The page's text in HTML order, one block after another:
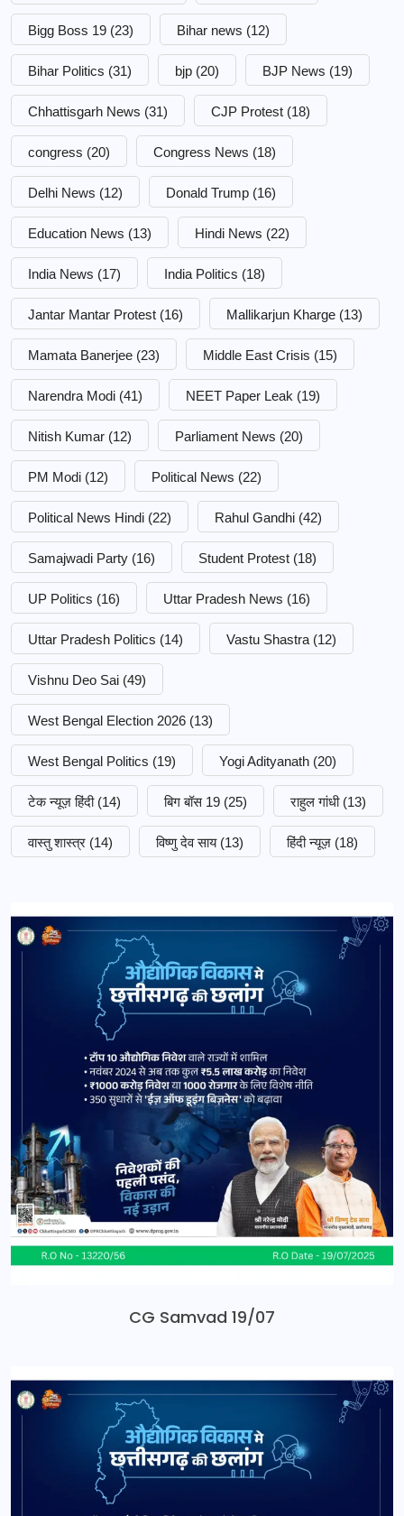
Bigg Boss 19 (23) Bihar news (12)
Bihar Politics (31) bjp (20) BJP News (19)
Chhattisgarh News (31) CJP Protest (18)
congress (20) Congress News (18)
Delhi News (12) Donald Trump (16)
Education News (13) Hindi News (22)
India News (17) India Politics (18)
Jantar Mantar Protest (16) Mallikarjun Kharge (13)
Mamata Banerjee (23) Middle East Crisis (15)
Narendra Modi (41) NEET Paper Leak (19)
Nitish Kumar (12) Parliament News (20)
PM Modi (12) Political News (22)
Political News Hindi (22) Rahul Gandhi (42)
Samajwadi Party (16) Student Protest (18)
UP Politics (16) Uttar Pradesh News (16)
Uttar Pradesh Politics (14) Vastu Shastra (12)
Vishnu Deo Sai (49)
West Bengal Election 2026 (13)
West Bengal Politics (19) Yogi Adityanath (20)
टेक न्यूज़ हिंदी (14) बिग बॉस 19 (25) राहुल गांधी (13)
वास्तु शास्त्र (14) विष्णु देव साय (13) हिंदी न्यूज़ (18)
CG Samvad 19/07